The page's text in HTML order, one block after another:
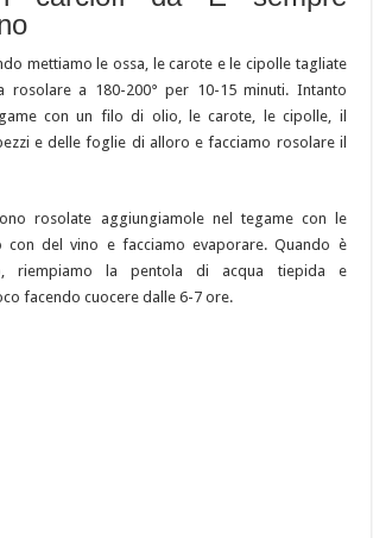
mettiamo le ossa, le carote e le cipolle tagliate
rosolare a 180-200° per 10-15 minuti. Intanto
con un filo di olio, le carote, le cipolle, il
e delle foglie di alloro e facciamo rosolare il
rosolate aggiungiamole nel tegame con le
con del vino e facciamo evaporare. Quando è
riempiamo la pentola di acqua tiepida e
facendo cuocere dalle 6-7 ore.